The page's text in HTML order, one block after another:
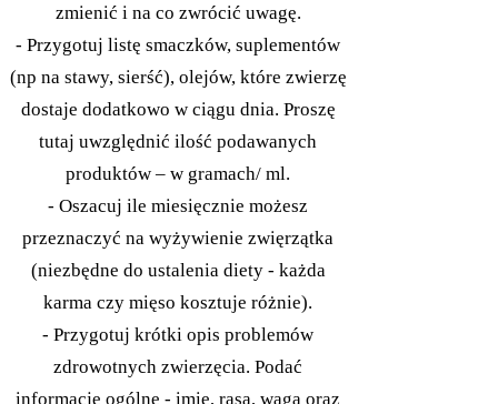
zmienić i na co zwrócić uwagę.
- Przygotuj listę smaczków, suplementów
(np na stawy, sierść), olejów, które zwierzę
dostaje dodatkowo w ciągu dnia. Proszę
tutaj uwzględnić ilość podawanych
produktów – w gramach/ ml.
- Oszacuj ile miesięcznie możesz
przeznaczyć na wyżywienie zwięrzątka
(niezbędne do ustalenia diety - każda
karma czy mięso kosztuje różnie).
- Przygotuj krótki opis problemów
zdrowotnych zwierzęcia. Podać
informację ogólne - imię, rasa, waga oraz